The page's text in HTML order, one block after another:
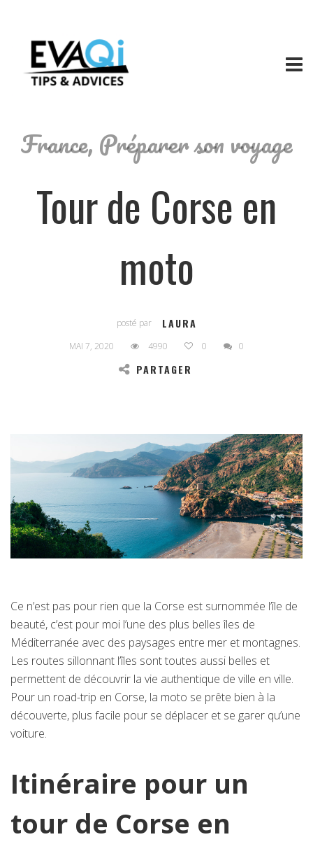
France,Préparer son voyage
Tour de Corse en
moto
posté par LAURA
MAI 7, 2020 4990 0 0
PARTAGER
Ce n’est pas pour rien que la Corse est surnommée l’île de
beauté, c’est pour moi l’une des plus belles îles de
Méditerranée avec des paysages entre mer et montagnes.
Les routes sillonnant l’îles sont toutes aussi belles et
permettent de découvrir la vie authentique de ville en ville.
Pour un road-trip en Corse, la moto se prête bien à la
découverte, plus facile pour se déplacer et se garer qu’une
voiture.
Itinéraire pour un
tour de Corse en